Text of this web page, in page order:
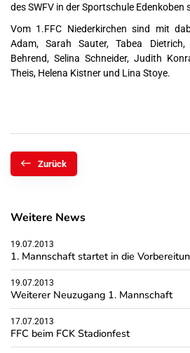
des SWFV in der Sportschule Edenkoben
Vom 1.FFC Niederkirchen sind mit
Adam, Sarah Sauter, Tabea
Behrend, Selina Schneider, Judith
Theis, Helena Kistner und Lina Stoye.
Zurück
Weitere News
19.07.2013
1. Mannschaft startet in die
19.07.2013
Weiterer Neuzugang 1. Mannschaft
17.07.2013
FFC beim FCK Stadionfest